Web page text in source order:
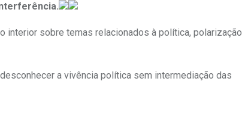
interior sobre temas relacionados à política, polarização
a vivência política sem intermediação das